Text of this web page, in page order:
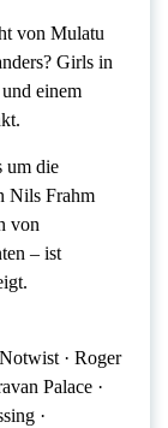
von Mulatu
Girls in
einem
um die
Nils Frahm
von
– ist
· Roger
Palace ·
·